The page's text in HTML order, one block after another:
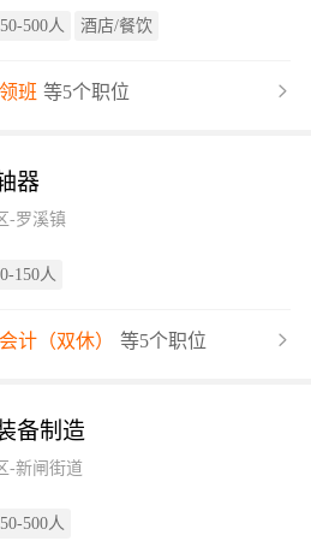
500人 酒店/餐饮
班 等5个职位
器
-罗溪镇
150人
计（双休） 等5个职位
备制造
-新闸街道
500人